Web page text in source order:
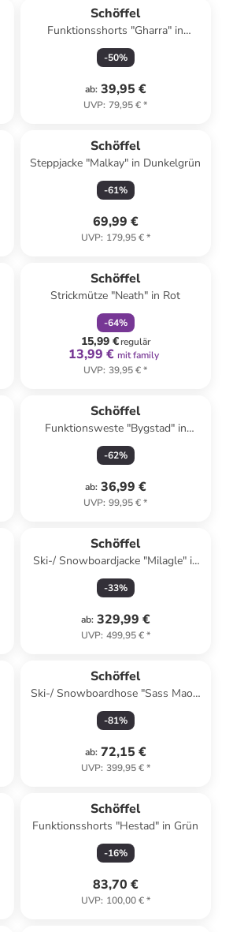
Schöffel
Funktionsshorts "Gharra" in
Dunkelblau
-50%
ab: 39,95 €
UVP: 79,95 €*
Schöffel
Steppjacke "Malkay" in Dunkelgrün
-61%
69,99 €
UVP: 179,95 €*
Schöffel
Strickmütze "Neath" in Rot
-64%
15,99 €regulär
13,99 € mit family
UVP: 39,95 €*
Schöffel
Funktionsweste "Bygstad" in
Hellgrün
-62%
ab: 36,99 €
UVP: 99,95 €*
Schöffel
Ski-/ Snowboardjacke "Milagle" in
Blau
-33%
ab: 329,99 €
UVP: 499,95 €*
Schöffel
Ski-/ Snowboardhose "Sass Maor"
in Dunkelblau
-81%
ab: 72,15 €
UVP: 399,95 €*
Schöffel
Funktionsshorts "Hestad" in Grün
-16%
83,70 €
UVP: 100,00 €*